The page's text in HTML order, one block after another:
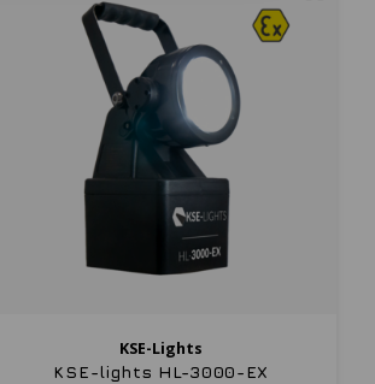
KSE-Lights
KSE-lights HL-3000-EX